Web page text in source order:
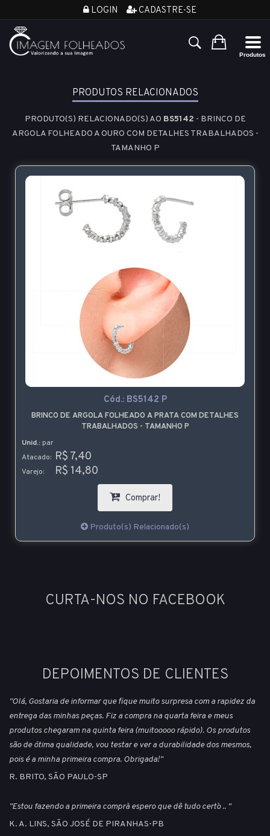
LOGIN CADASTRE-SE
PRODUTOS RELACIONADOS
PRODUTO(S) RELACIONADO(S) AO BS5142 - BRINCO DE
ARGOLA FOLHEADO A OURO COM DETALHES TRABALHADOS -
TAMANHO P
Cód.: BS5142 P
BRINCO DE ARGOLA FOLHEADO A PRATA COM DETALHES
TRABALHADOS - TAMANHO P
Unid.: par
Atacado: R$ 7,40
Varejo: R$ 14,80
Comprar!
Produto(s) Relacionado(s)
CURTA-NOS NO FACEBOOK
DEPOIMENTOS DE CLIENTES
"Olá, Gostaria de informar que fique muito surpresa com a rapidez da
entrega das minhas peças. Fiz a compra na quarta feira e meus
produtos chegaram na quinta feira (muitooooo rápido). Os produtos
são de ótima qualidade, vou testar e ver a durabilidade dos mesmos,
pois é a minha primeira compra. Obrigada!"
R. BRITO, SÃO PAULO-SP
"Estou fazendo a primeira compra` espero que dê tudo certo` .. "
K. A. LINS, SÃO JOSÉ DE PIRANHAS-PB